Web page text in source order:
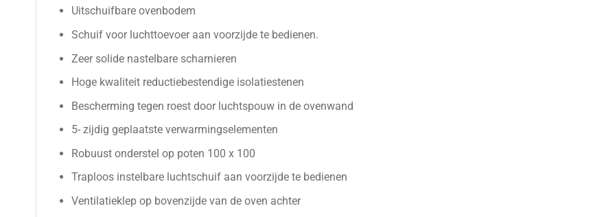
Uitschuifbare ovenbodem
Schuif voor luchttoevoer aan voorzijde te bedienen.
Zeer solide nastelbare scharnieren
Hoge kwaliteit reductiebestendige isolatiestenen
Bescherming tegen roest door luchtspouw in de ovenwand
5- zijdig geplaatste verwarmingselementen
Robuust onderstel op poten 100 x 100
Traploos instelbare luchtschuif aan voorzijde te bedienen
Ventilatieklep op bovenzijde van de oven achter